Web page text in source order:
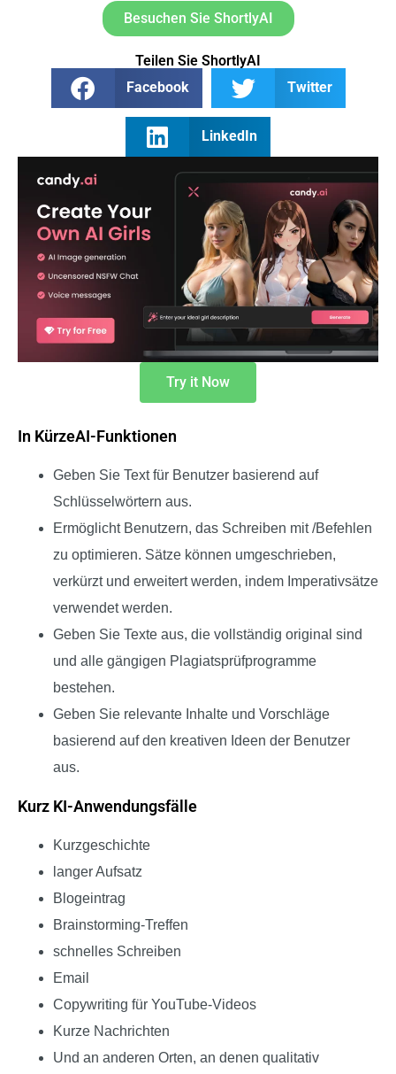
Besuchen Sie ShortlyAI
Teilen Sie ShortlyAI
Facebook
Twitter
LinkedIn
Try it Now
In KürzeAI-Funktionen
Geben Sie Text für Benutzer basierend auf
Schlüsselwörtern aus.
Ermöglicht Benutzern, das Schreiben mit /Befehlen
zu optimieren. Sätze können umgeschrieben,
verkürzt und erweitert werden, indem Imperativsätze
verwendet werden.
Geben Sie Texte aus, die vollständig original sind
und alle gängigen Plagiatsprüfprogramme
bestehen.
Geben Sie relevante Inhalte und Vorschläge
basierend auf den kreativen Ideen der Benutzer
aus.
Kurz KI-Anwendungsfälle
Kurzgeschichte
langer Aufsatz
Blogeintrag
Brainstorming-Treffen
schnelles Schreiben
Email
Copywriting für YouTube-Videos
Kurze Nachrichten
Und an anderen Orten, an denen qualitativ